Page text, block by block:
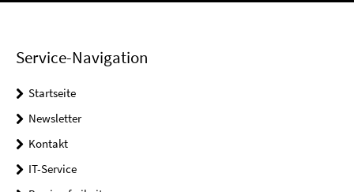
Service-Navigation
Startseite
Newsletter
Kontakt
IT-Service